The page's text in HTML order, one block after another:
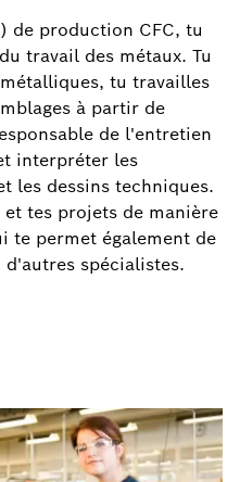
de production CFC, tu
travail des métaux. Tu
tu travailles
à partir de
de l'entretien
interpréter les
les dessins techniques.
et tes projets de manière
te permet également de
spécialistes.